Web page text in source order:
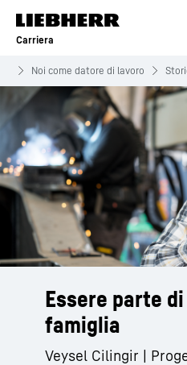
Carriera
Noi come datore di lavoro
Essere parte
famiglia
Veysel Cilingir |